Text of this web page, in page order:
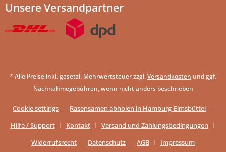
Unsere Versandpartner
* Alle Preise inkl. gesetzl. Mehrwertsteuer zzgl.Versandkosten und ggf.
Nachnahmegebühren, wenn nicht anders beschrieben
Cookie settings
Rasensamen abholen in Hamburg-Eimsbüttel
Hilfe / Support
Kontakt
Versand und Zahlungsbedingungen
Widerrufsrecht
Datenschutz AGB Impressum